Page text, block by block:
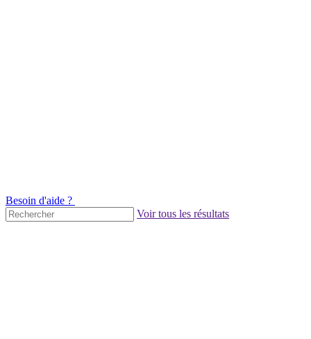
Besoin d'aide ?
Voir tous les résultats